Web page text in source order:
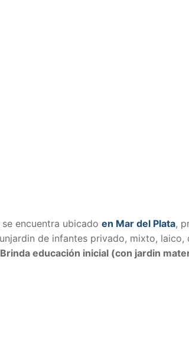
encuentra ubicado en Mar del Plata,
de infantes privado, mixto,
Brinda educación inicial (con jardin